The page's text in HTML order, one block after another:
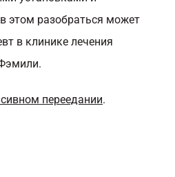
этом разобраться может
в клинике лечения
переедании.